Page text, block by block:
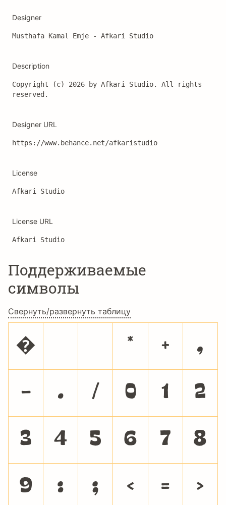
Designer
Musthafa Kamal Emje - Afkari Studio
Description
Copyright (c) 2026 by Afkari Studio. All rights
reserved.
Designer URL
License
Afkari Studio
License URL
Afkari Studio
Поддерживаемые
символы
Свернуть/развернуть таблицу
� * + ,
- . / 0 1 2
3 4 5 6 7 8
9 : ; < = >